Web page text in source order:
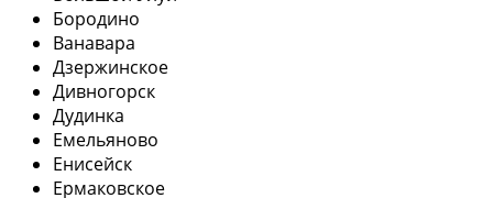
Бородино
Ванавара
Дзержинское
Дивногорск
Дудинка
Емельяново
Енисейск
Ермаковское